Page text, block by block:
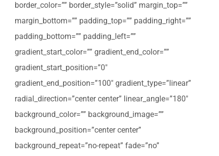
border_color=”” border_style=”solid” margin_top=””
margin_bottom=”” padding_top=”” padding_right=””
padding_bottom=”” padding_left=””
gradient_start_color=”” gradient_end_color=””
gradient_start_position=”0″
gradient_end_position=”100″ gradient_type=”linear”
radial_direction=”center center” linear_angle=”180″
background_color=”” background_image=””
background_position=”center center”
background_repeat=”no-repeat” fade=”no”